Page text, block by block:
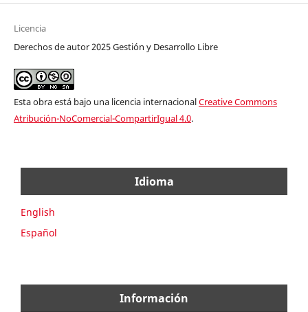
Licencia
Derechos de autor 2025 Gestión y Desarrollo Libre
Esta obra está bajo una licencia internacionalCreative Commons
Atribución-NoComercial-CompartirIgual 4.0.
Idioma
English
Español
Información